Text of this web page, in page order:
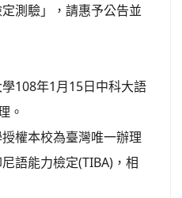
測驗」，請惠予公告並
108年1月15日中科大語
。
權本校為臺灣唯一辦理
語能力檢定(TIBA)，相